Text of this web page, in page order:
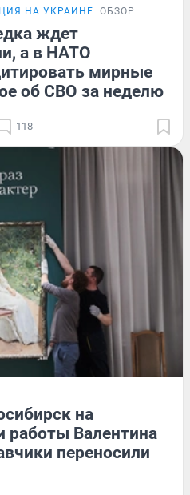
НА УКРАИНЕ ОБЗОР
ждет
а в НАТО
мирные
об СВО за неделю
118
на
работы Валентина
переносили